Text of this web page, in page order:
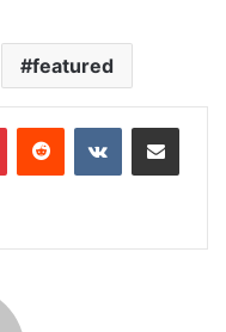
featured
PinterestReddit VKontakteShare via Email